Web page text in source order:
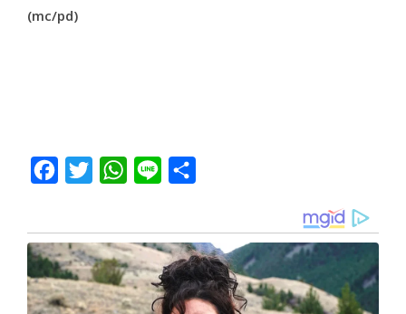
(mc/pd)
Facebook
Twitter WhatsApp
Line